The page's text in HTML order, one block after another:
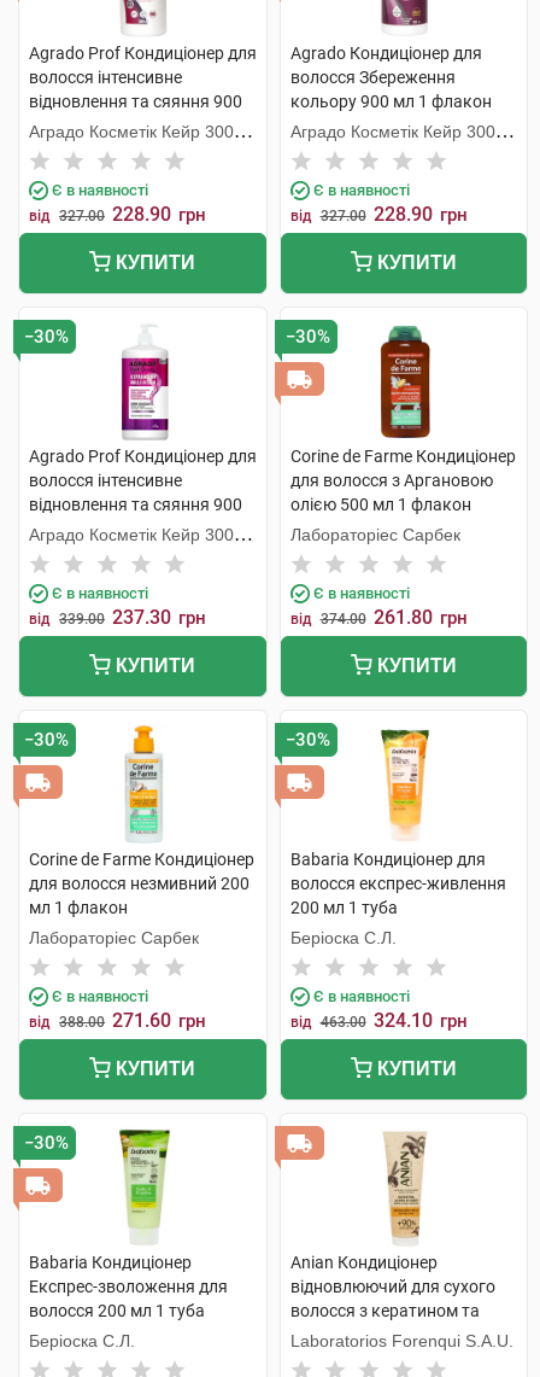
Agrado Prof Кондиціонер для
волосся інтенсивне
відновлення та сяяння 900
мл 1 флакон
Аградо Косметік Кейр 3000
С.Л.У.
Є в наявності
від 327.00 228.90 грн
КУПИТИ
Agrado Кондиціонер для
волосся Збереження
кольору 900 мл 1 флакон
Аградо Косметік Кейр 3000
С.Л.У.
Є в наявності
від 327.00 228.90 грн
КУПИТИ
−30%
Agrado Prof Кондиціонер для
волосся інтенсивне
відновлення та сяяння 900
мл 1 флакон
Аградо Косметік Кейр 3000
С.Л.У.
Є в наявності
від 339.00 237.30 грн
КУПИТИ
−30%
Corine de Farme Кондиціонер
для волосся з Аргановою
олією 500 мл 1 флакон
Лабораторіес Сарбек
Є в наявності
від 374.00 261.80 грн
КУПИТИ
−30%
Corine de Farme Кондиціонер
для волосся незмивний 200
мл 1 флакон
Лабораторіес Сарбек
Є в наявності
від 388.00 271.60 грн
КУПИТИ
−30%
Babaria Кондиціонер для
волосся експрес-живлення
200 мл 1 туба
Беріоска С.Л.
Є в наявності
від 463.00 324.10 грн
КУПИТИ
−30%
Babaria Кондиціонер
Експрес-зволоження для
волосся 200 мл 1 туба
Беріоска С.Л.
Anian Кондиціонер
відновлюючий для сухого
волосся з кератином та
жожоба 250 мл 1 туба
Laboratorios Forenqui S.A.U.